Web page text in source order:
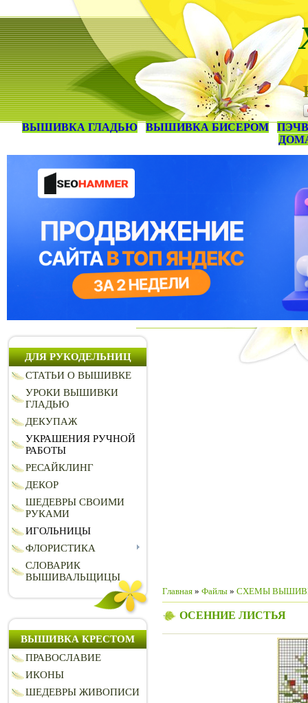
ВЫШИВКА ГЛАДЬЮ ВЫШИВКА БИСЕРОМ
ДЛЯ РУКОДЕЛЬНИЦ
СТАТЬИ О ВЫШИВКЕ
УРОКИ ВЫШИВКИ
ГЛАДЬЮ
ДЕКУПАЖ
УКРАШЕНИЯ РУЧНОЙ
РАБОТЫ
РЕСАЙКЛИНГ
ДЕКОР
ШЕДЕВРЫ СВОИМИ
РУКАМИ
ИГОЛЬНИЦЫ
ФЛОРИСТИКА
СЛОВАРИК
ВЫШИВАЛЬЩИЦЫ
ВЫШИВКА КРЕСТОМ
ПРАВОСЛАВИЕ
ИКОНЫ
ШЕДЕВРЫ ЖИВОПИСИ
Главная » Файлы » СХЕМЫ
ОСЕННИЕ ЛИСТЬЯ